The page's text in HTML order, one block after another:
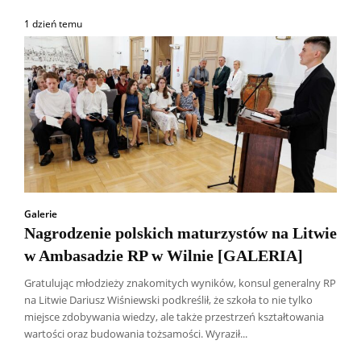
1 dzień temu
Galerie
Nagrodzenie polskich maturzystów na Litwie
w Ambasadzie RP w Wilnie [GALERIA]
Gratulując młodzieży znakomitych wyników, konsul generalny RP
na Litwie Dariusz Wiśniewski podkreślił, że szkoła to nie tylko
miejsce zdobywania wiedzy, ale także przestrzeń kształtowania
wartości oraz budowania tożsamości. Wyraził...